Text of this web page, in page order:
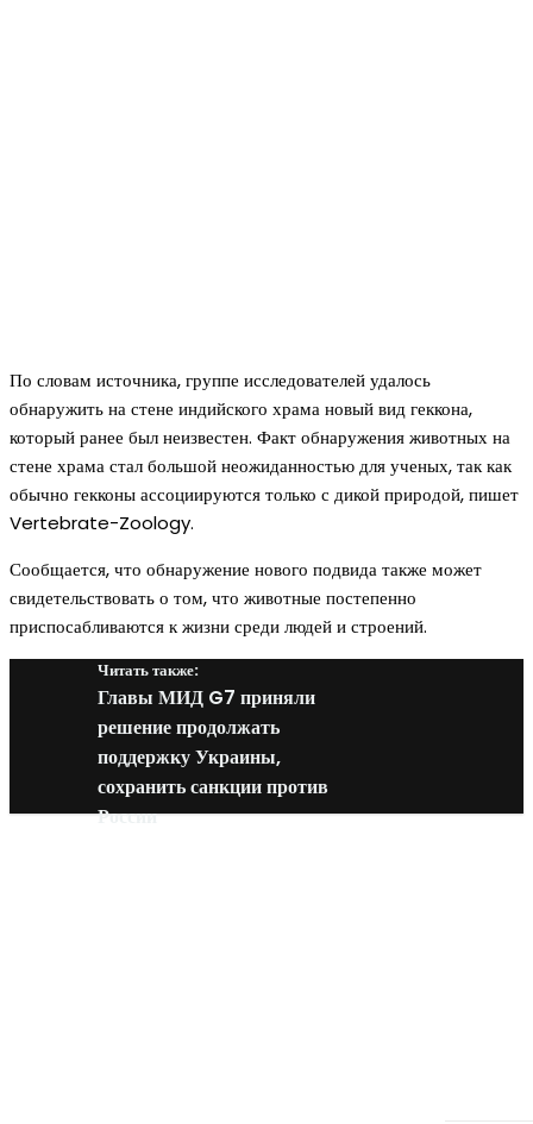
По словам источника, группе исследователей удалось
обнаружить на стене индийского храма новый вид геккона,
который ранее был неизвестен. Факт обнаружения животных на
стене храма стал большой неожиданностью для ученых, так как
обычно гекконы ассоциируются только с дикой природой, пишет
Vertebrate-Zoology.
Сообщается, что обнаружение нового подвида также может
свидетельствовать о том, что животные постепенно
приспосабливаются к жизни среди людей и строений.
Читать также:
Главы МИД G7 приняли
решение продолжать
поддержку Украины,
сохранить санкции против
России